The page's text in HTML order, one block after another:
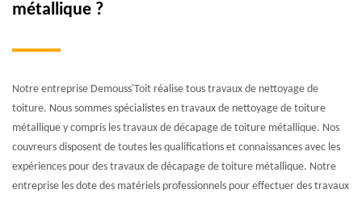
métallique ?
Notre entreprise Demouss'Toit réalise tous travaux de nettoyage de
toiture. Nous sommes spécialistes en travaux de nettoyage de toiture
métallique y compris les travaux de décapage de toiture métallique. Nos
couvreurs disposent de toutes les qualifications et connaissances avec les
expériences pour des travaux de décapage de toiture métallique. Notre
entreprise les dote des matériels professionnels pour effectuer des travaux